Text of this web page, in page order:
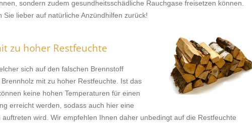
sondern zudem gesundheitsschädliche Rauchgase freisetzen können.
Sie lieber auf natürliche Anzündhilfen zurück!
zu hoher Restfeuchte
sich auf den falschen Brennstoff
mit zu hoher Restfeuchte. Ist das
keine hohen Temperaturen für einen
erreicht werden, sodass auch hier eine
wird. Wir empfehlen Ihnen daher unbedingt auf die Restfeuchte